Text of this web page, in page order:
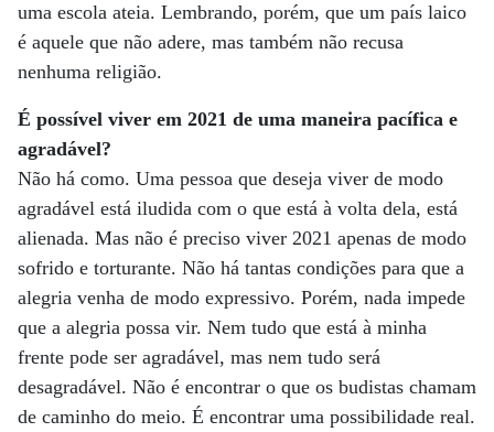
uma escola ateia. Lembrando, porém, que um país laico
é aquele que não adere, mas também não recusa
nenhuma religião.
É possível viver em 2021 de uma maneira pacífica e
agradável?
Não há como. Uma pessoa que deseja viver de modo
agradável está iludida com o que está à volta dela, está
alienada. Mas não é preciso viver 2021 apenas de modo
sofrido e torturante. Não há tantas condições para que a
alegria venha de modo expressivo. Porém, nada impede
que a alegria possa vir. Nem tudo que está à minha
frente pode ser agradável, mas nem tudo será
desagradável. Não é encontrar o que os budistas chamam
de caminho do meio. É encontrar uma possibilidade real.